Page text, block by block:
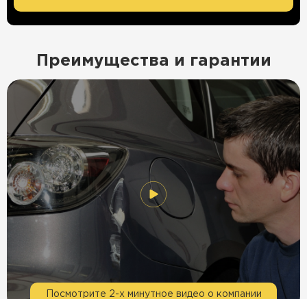
Преимущества и гарантии
Посмотрите 2-х минутное видео о компании